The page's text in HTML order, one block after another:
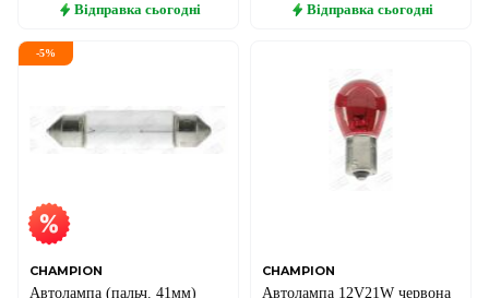
Відправка сьогодні Відправка сьогодні
-5%
CHAMPION
Автолампа (пальч. 41мм)
CHAMPION
Автолампа 12V21W червона